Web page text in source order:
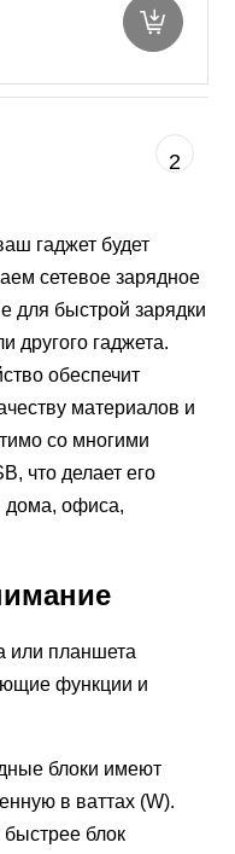
2
гаджет будет
сетевое зарядное
для быстрой зарядки
другого гаджета.
обеспечит
материалов и
со многими
что делает его
дома, офиса,
или планшета
функции и
блоки имеют
в ваттах (W).
блок